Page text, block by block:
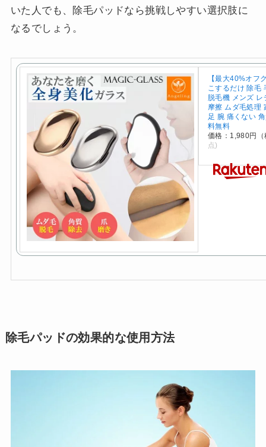
いた人でも、除毛パッドなら挑戦しやすい選択肢に
なるでしょう。
【最大40%オフ
こするだけ 除毛
脱毛機 メンズ
摩擦 ムダ毛処理
足 腕 痛くない
料無料
価格：1,980円
点)
除毛パッドの効果的な使用方法